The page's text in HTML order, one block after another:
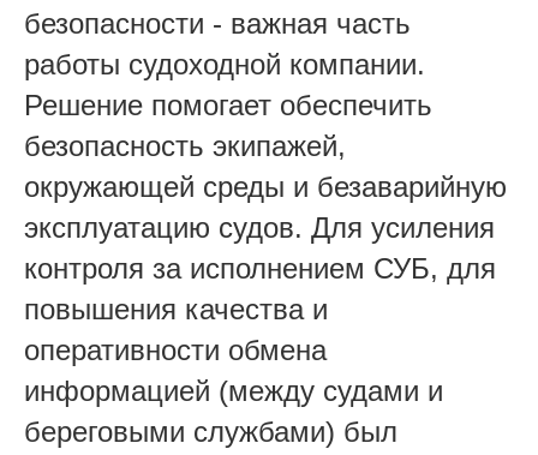
безопасности - важная часть
работы судоходной компании.
Решение помогает обеспечить
безопасность экипажей,
окружающей среды и безаварийную
эксплуатацию судов. Для усиления
контроля за исполнением СУБ, для
повышения качества и
оперативности обмена
информацией (между судами и
береговыми службами) был